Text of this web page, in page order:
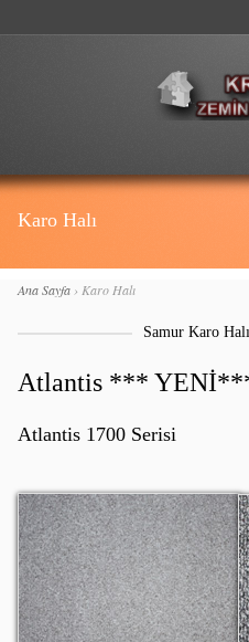
Karo Halı
Ana Sayfa› Karo Halı
Samur Karo
Atlantis ***
Atlantis 1700 Serisi
Atlantis 1701